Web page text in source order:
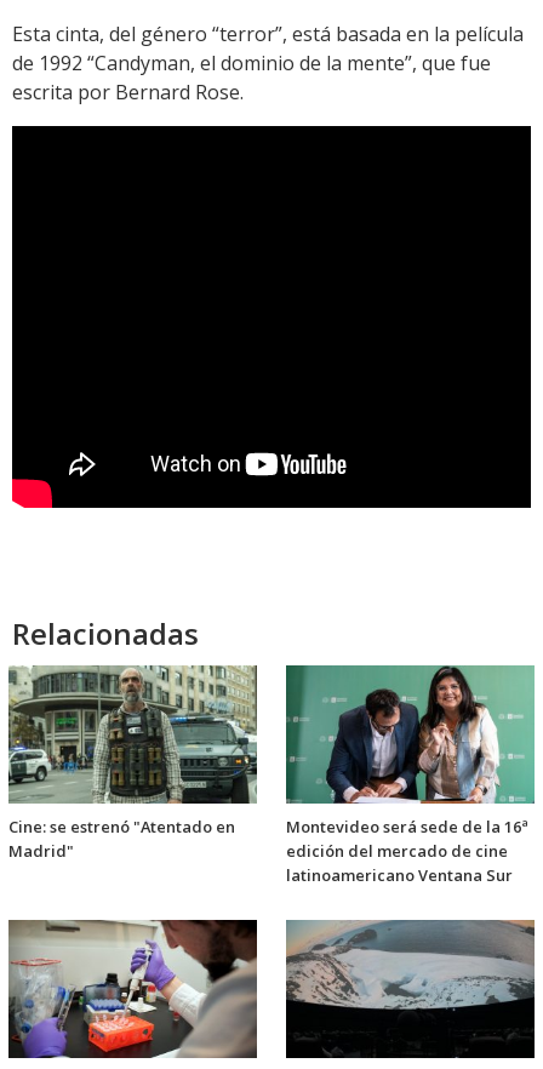
Esta cinta, del género “terror”, está basada en la película
de 1992 “Candyman, el dominio de la mente”, que fue
escrita por Bernard Rose.
Relacionadas
Cine: se estrenó "Atentado en
Madrid"
Montevideo será sede de la 16ª
edición del mercado de cine
latinoamericano Ventana Sur